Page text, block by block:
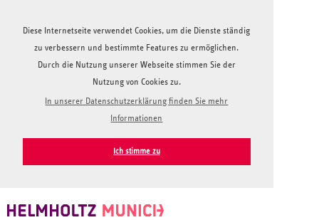
Diese Internetseite verwendet Cookies, um die Dienste ständig
zu verbessern und bestimmte Features zu ermöglichen.
Durch die Nutzung unserer Webseite stimmen Sie der
Nutzung von Cookies zu.
In unserer Datenschutzerklärung finden Sie mehr
Informationen
Ich stimme zu